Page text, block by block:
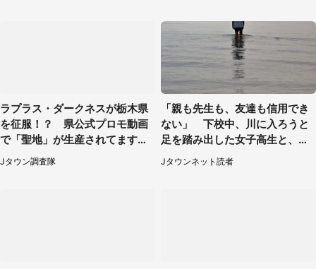
ラプラス・ダークネスが栃木県
を征服！？ 県公式プロモ動画
で「聖地」が生産されてます【7
／31～1／31】
Jタウン調査隊
「親も先生も、友達も信用でき
ない」 下校中、川に入ろうと
足を踏み出した女子高生と、彼
女を止めた予想外の存在
Jタウンネット読者